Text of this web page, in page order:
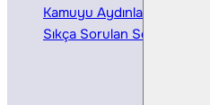
Kamuyu Aydınlatma
Sıkça Sorulan Sorular